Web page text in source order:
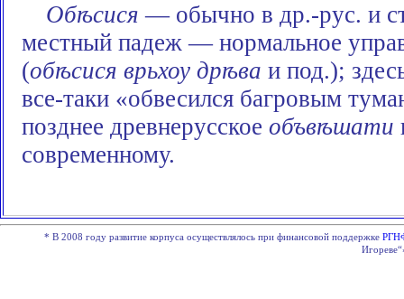
Обѣсися —обычно в др.-рус. и
местный падеж — нормальное
(обѣсися врьхоу дрѣва и под.);
все-таки «обвесился багровым
позднее древнерусское объвѣшати
современному.
* В 2008 году развитие корпуса осуществлялось при финансовой поддержке